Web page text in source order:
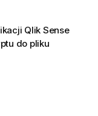
Qlik Sense
do pliku